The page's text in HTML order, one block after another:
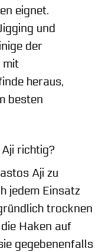
eignet.
und
der
mit
heraus,
besten
richtig?
Aji zu
jedem Einsatz
trocknen
Haken auf
gegebenenfalls